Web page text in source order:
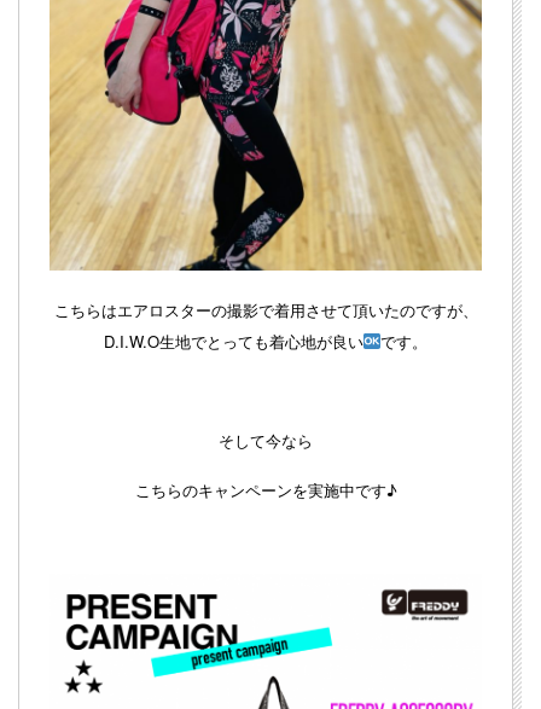
こちらはエアロスターの撮影で着用させて頂いたのですが、
D.I.W.O生地でとっても着心地が良い
です。
そして今なら
こちらのキャンペーンを実施中です♪